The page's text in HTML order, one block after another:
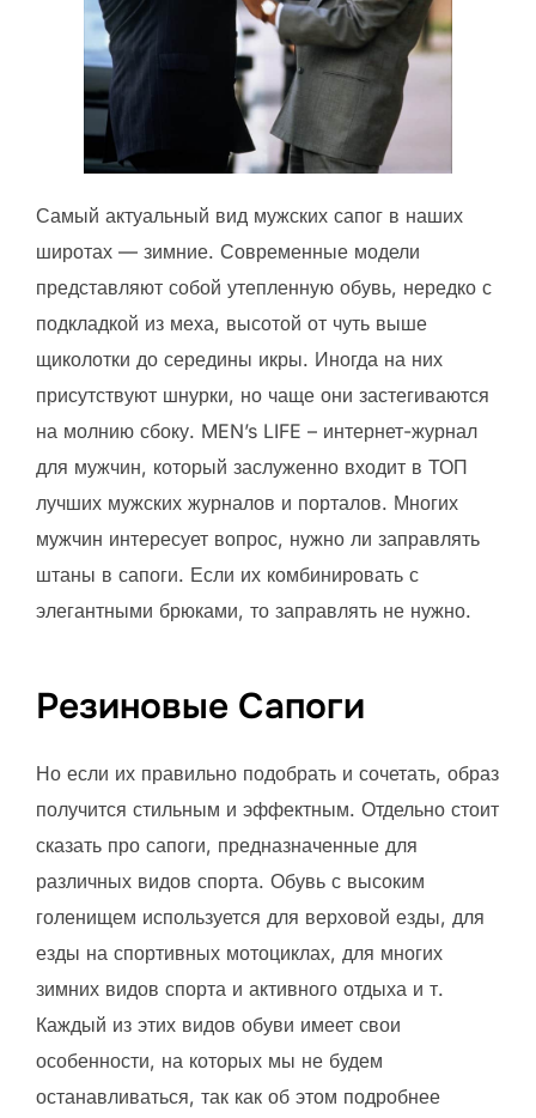
Самый актуальный вид мужских сапог в наших
широтах — зимние. Современные модели
представляют собой утепленную обувь, нередко с
подкладкой из меха, высотой от чуть выше
щиколотки до середины икры. Иногда на них
присутствуют шнурки, но чаще они застегиваются
на молнию сбоку. MEN’s LIFE – интернет-журнал
для мужчин, который заслуженно входит в ТОП
лучших мужских журналов и порталов. Многих
мужчин интересует вопрос, нужно ли заправлять
штаны в сапоги. Если их комбинировать с
элегантными брюками, то заправлять не нужно.
Резиновые Сапоги
Но если их правильно подобрать и сочетать, образ
получится стильным и эффектным. Отдельно стоит
сказать про сапоги, предназначенные для
различных видов спорта. Обувь с высоким
голенищем используется для верховой езды, для
езды на спортивных мотоциклах, для многих
зимних видов спорта и активного отдыха и т.
Каждый из этих видов обуви имеет свои
особенности, на которых мы не будем
останавливаться, так как об этом подробнее